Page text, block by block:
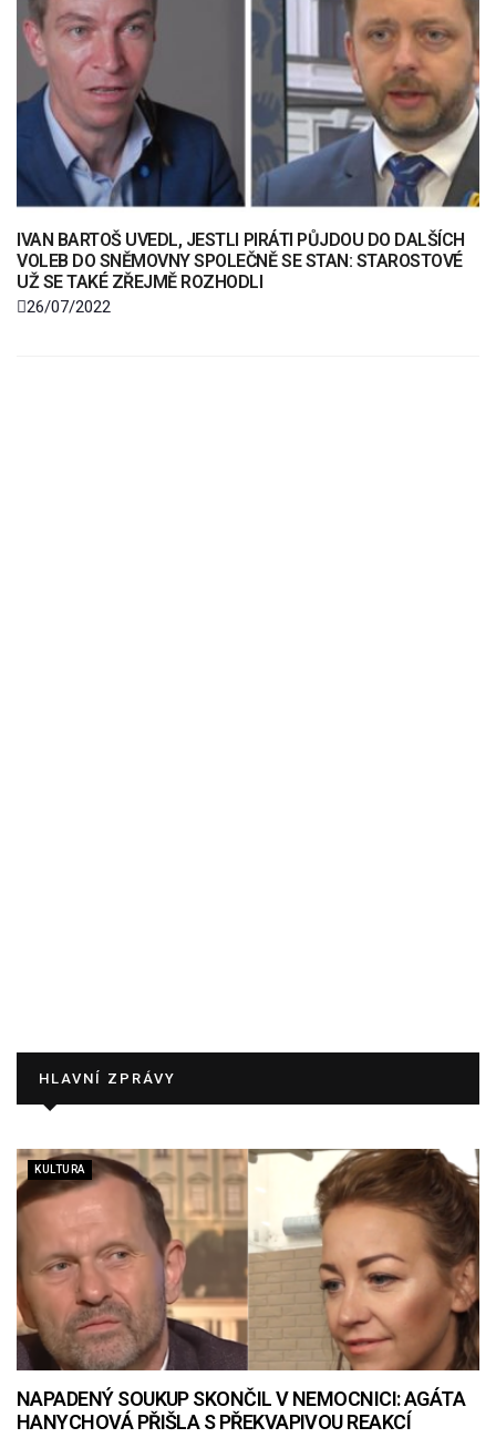
IVAN BARTOŠ UVEDL, JESTLI PIRÁTI PŮJDOU DO DALŠÍCH
VOLEB DO SNĚMOVNY SPOLEČNĚ SE STAN: STAROSTOVÉ
UŽ SE TAKÉ ZŘEJMĚ ROZHODLI
26/07/2022
HLAVNÍ ZPRÁVY
KULTURA
NAPADENÝ SOUKUP SKONČIL V NEMOCNICI: AGÁTA
HANYCHOVÁ PŘIŠLA S PŘEKVAPIVOU REAKCÍ